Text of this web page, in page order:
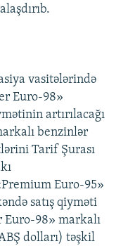
vasitələrində
Euro-98»
artırılacağı
benzinlər
Tarif Şurası
Euro-95»
satış qiyməti
Euro-98» markalı
dolları) təşkil